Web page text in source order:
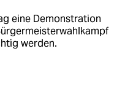
eine Demonstration
werden.